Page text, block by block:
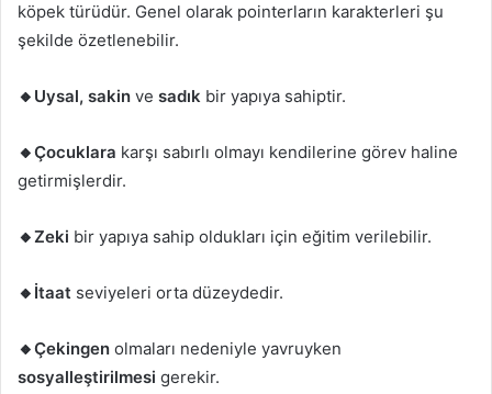
köpek türüdür. Genel olarak pointerların karakterleri şu
şekilde özetlenebilir.
🔸Uysal, sakin ve sadık bir yapıya sahiptir.
🔸Çocuklara karşı sabırlı olmayı kendilerine görev haline
getirmişlerdir.
🔸Zeki bir yapıya sahip oldukları için eğitim verilebilir.
🔸İtaat seviyeleri orta düzeydedir.
🔸Çekingen olmaları nedeniyle yavruyken
sosyalleştirilmesi gerekir.